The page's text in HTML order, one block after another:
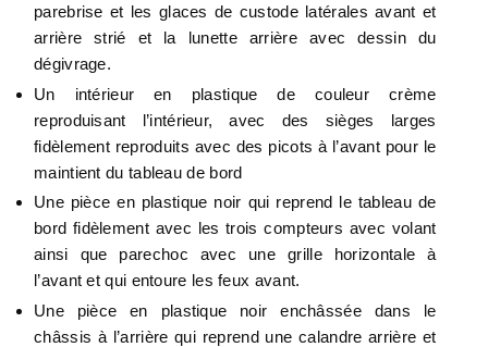
parebrise et les glaces de custode latérales avant et
arrière strié et la lunette arrière avec dessin du
dégivrage.
Un intérieur en plastique de couleur crème
reproduisant l’intérieur, avec des sièges larges
fidèlement reproduits avec des picots à l’avant pour le
maintient du tableau de bord
Une pièce en plastique noir qui reprend le tableau de
bord fidèlement avec les trois compteurs avec volant
ainsi que parechoc avec une grille horizontale à
l’avant et qui entoure les feux avant.
Une pièce en plastique noir enchâssée dans le
châssis à l’arrière qui reprend une calandre arrière et